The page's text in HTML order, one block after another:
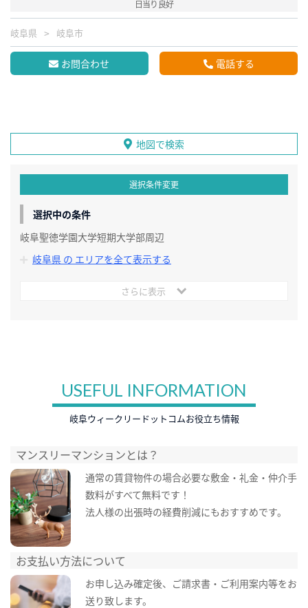
日当り良好
岐阜県 岐阜市
お問合わせ 電話する
地図で検索
選択条件変更
選択中の条件
岐阜聖徳学園大学短期大学部周辺
岐阜県 の エリアを全て表示する
さらに表示
USEFUL INFORMATION
岐阜ウィークリードットコムお役立ち情報
マンスリーマンションとは？
通常の賃貸物件の場合必要な敷金・礼金・仲介手
数料がすべて無料です！
法人様の出張時の経費削減にもおすすめです。
お支払い方法について
お申し込み確定後、ご請求書・ご利用案内等をお
送り致します。